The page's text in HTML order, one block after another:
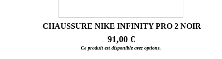
CHAUSSURE NIKE INFINITY PRO 2 NOIR
91,00 €
Ce produit est disponible avec options.